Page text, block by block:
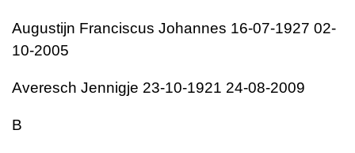
Augustijn Franciscus Johannes 16-07-1927 02-
10-2005
Averesch Jennigje 23-10-1921 24-08-2009
B